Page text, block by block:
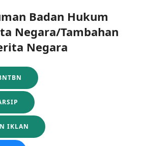
Badan Hukum
Negara/Tambahan
Negara
IKLAN